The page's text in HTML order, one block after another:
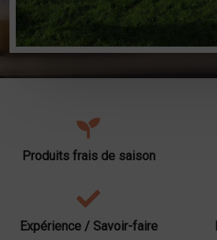
Produits frais de saison
Expérience / Savoir-faire